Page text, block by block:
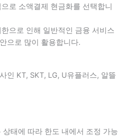
로 소액결제 현금화를 선택합니
으로 인해 일반적인 금융 서비스
으로 많이 활용합니다.
인 KT, SKT, LG, U유플러스, 알뜰
상태에 따라 한도 내에서 조정 가능